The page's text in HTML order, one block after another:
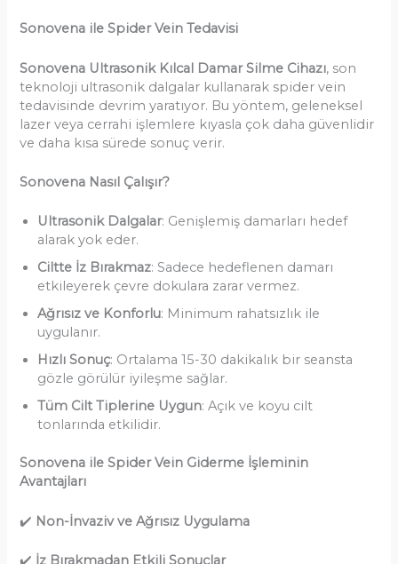
Sonovena ile Spider Vein Tedavisi
Sonovena Ultrasonik Kılcal Damar Silme Cihazı, son
teknoloji ultrasonik dalgalar kullanarak spider vein
tedavisinde devrim yaratıyor. Bu yöntem, geleneksel
lazer veya cerrahi işlemlere kıyasla çok daha güvenlidir
ve daha kısa sürede sonuç verir.
Sonovena Nasıl Çalışır?
Ultrasonik Dalgalar: Genişlemiş damarları hedef
alarak yok eder.
Ciltte İz Bırakmaz: Sadece hedeflenen damarı
etkileyerek çevre dokulara zarar vermez.
Ağrısız ve Konforlu: Minimum rahatsızlık ile
uygulanır.
Hızlı Sonuç: Ortalama 15-30 dakikalık bir seansta
gözle görülür iyileşme sağlar.
Tüm Cilt Tiplerine Uygun: Açık ve koyu cilt
tonlarında etkilidir.
Sonovena ile Spider Vein Giderme İşleminin
Avantajları
✔️ Non-İnvaziv ve Ağrısız Uygulama
✔️ İz Bırakmadan Etkili Sonuçlar